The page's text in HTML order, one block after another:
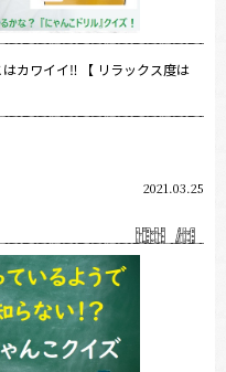
カワイイ‼ 【 リラックス度は
2021.03.25